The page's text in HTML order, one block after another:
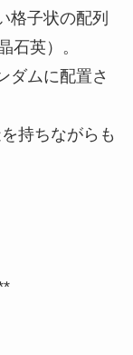
格子状の配列
石英）。
ダムに配置さ
持ちながらも